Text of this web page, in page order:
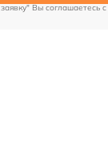
Вы соглашаетесь c